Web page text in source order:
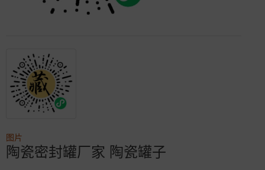
图片
陶瓷密封罐厂家 陶瓷罐子